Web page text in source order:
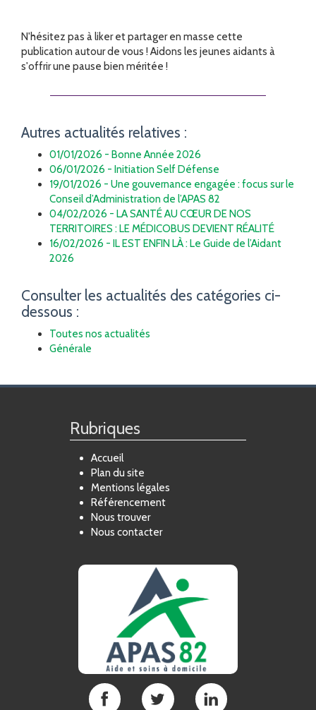
N'hésitez pas à liker et partager en masse cette
publication autour de vous ! Aidons les jeunes aidants à
s'offrir une pause bien méritée !
Autres actualités relatives :
01/01/2026 - Bonne Année 2026
06/01/2026 - Initiation Self Défense
19/01/2026 - Une gouvernance engagée : focus sur le
Conseil d’Administration de l’APAS 82
04/02/2026 - LA SANTÉ AU CŒUR DE NOS
TERRITOIRES : LE MÉDICOBUS DEVIENT RÉALITÉ
16/02/2026 - IL EST ENFIN LÀ : Le Guide de l’Aidant
2026
Consulter les actualités des catégories ci-
dessous :
Toutes nos actualités
Générale
Rubriques
Accueil
Plan du site
Mentions légales
Référencement
Nous trouver
Nous contacter
APAS
APAS
APAS